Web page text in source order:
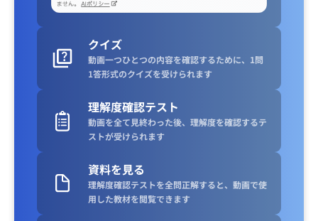
クイズ
動画一つひとつの内容を確認するために、1問
1答形式のクイズを受けられます
理解度確認テスト
動画を全て見終わった後、理解度を確認するテ
ストが受けられます
資料を見る
理解度確認テストを全問正解すると、動画で使
用した教材を閲覧できます